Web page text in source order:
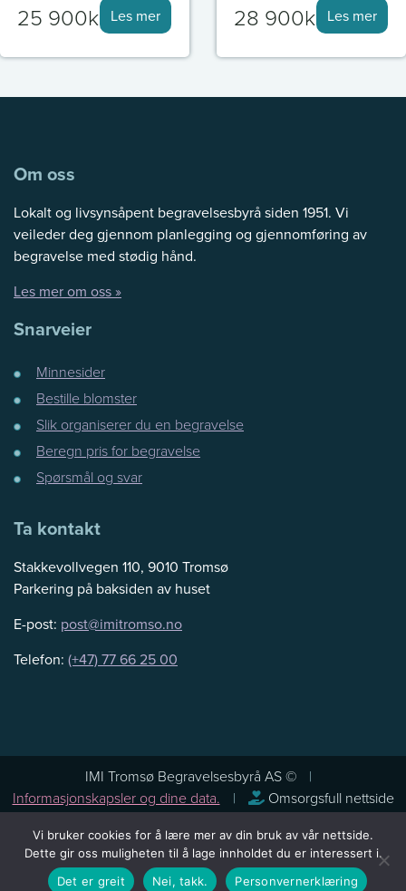
25 900kr Les mer 28 900kr Les mer
Om oss
Lokalt og livsynsåpent begravelsesbyrå siden 1951. Vi
veileder deg gjennom planlegging og gjennomføring av
begravelse med stødig hånd.
Les mer om oss »
Snarveier
Minnesider
Bestille blomster
Slik organiserer du en begravelse
Beregn pris for begravelse
Spørsmål og svar
Ta kontakt
Stakkevollvegen 110, 9010 Tromsø
Parkering på baksiden av huset
E-post: post@imitromso.no
Telefon: (+47) 77 66 25 00
IMI Tromsø Begravelsesbyrå AS ©
Informasjonskapsler og dine data.
Omsorgsfull nettside
Vi bruker cookies for å lære mer av din bruk av vår nettside.
Dette gir oss muligheten til å lage innholdet du er interessert i.
Det er greit
Nei, takk. Personvernerklæring